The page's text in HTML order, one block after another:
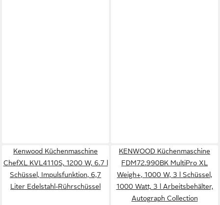
Kenwood Küchenmaschine
ChefXL KVL4110S, 1200 W, 6.7 l
Schüssel, Impulsfunktion, 6,7
Liter Edelstahl-Rührschüssel
KENWOOD Küchenmaschine
FDM72.990BK MultiPro XL
Weigh+, 1000 W, 3 l Schüssel,
1000 Watt, 3 l Arbeitsbehälter,
Autograph Collection